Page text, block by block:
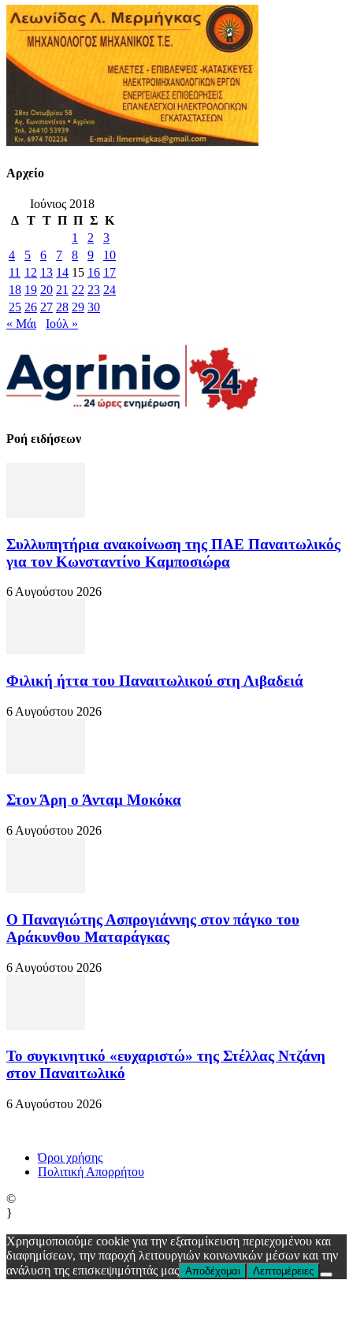
Αρχείο
Ιούνιος 2018
Δ Τ Τ Π Π Σ Κ
1
2
3
4
5 6 7 8 9
10
11 12 13 14 15 16 17
18 19 20 21 22 23 24
25 26 27 28 29 30
« Μάι
Ιούλ »
Ροή ειδήσεων
Συλλυπητήρια ανακοίνωση της ΠΑΕ Παναιτωλικός
για τον Κωνσταντίνο Καμποσιώρα
6 Αυγούστου 2026
Φιλική ήττα του Παναιτωλικού στη Λιβαδειά
6 Αυγούστου 2026
Στον Άρη ο Άνταμ Μοκόκα
6 Αυγούστου 2026
Ο Παναγιώτης Ασπρογιάννης στον πάγκο του
Αράκυνθου Ματαράγκας
6 Αυγούστου 2026
Το συγκινητικό «ευχαριστώ» της Στέλλας Ντζάνη
στον Παναιτωλικό
6 Αυγούστου 2026
Όροι χρήσης
Πολιτική Απορρήτου
©
}
Χρησιμοποιούμε cookie για την εξατομίκευση περιεχομένου και
διαφημίσεων, την παροχή λειτουργιών κοινωνικών μέσων και την
ανάλυση της επισκεψιμότητάς μας Αποδέχομαι Λεπτομέρειες